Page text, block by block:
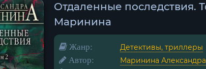
Отдаленные последствия.
Маринина
Жанр: Детективы, триллеры
Автор: Маринина Александра